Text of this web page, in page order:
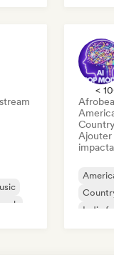
<
Country
Ajouter
Indie